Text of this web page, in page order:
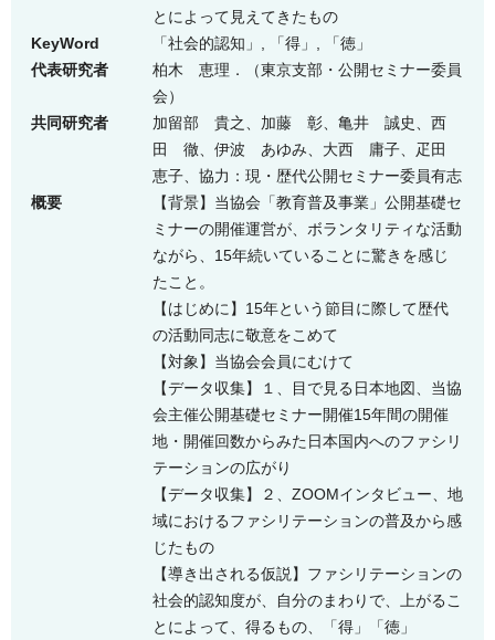
とによって見えてきたもの
KeyWord
「社会的認知」, 「得」, 「徳」
代表研究者
柏木 恵理．（東京支部・公開セミナー委員
会）
共同研究者
加留部 貴之、加藤 彰、亀井 誠史、西
田 徹、伊波 あゆみ、大西 庸子、疋田
恵子、協力：現・歴代公開セミナー委員有志
概要
【背景】当協会「教育普及事業」公開基礎セ
ミナーの開催運営が、ボランタリティな活動
ながら、15年続いていることに驚きを感じ
たこと。
【はじめに】15年という節目に際して歴代
の活動同志に敬意をこめて
【対象】当協会会員にむけて
【データ収集】１、目で見る日本地図、当協
会主催公開基礎セミナー開催15年間の開催
地・開催回数からみた日本国内へのファシリ
テーションの広がり
【データ収集】２、ZOOMインタビュー、地
域におけるファシリテーションの普及から感
じたもの
【導き出される仮説】ファシリテーションの
社会的認知度が、自分のまわりで、上がるこ
とによって、得るもの、「得」「徳」